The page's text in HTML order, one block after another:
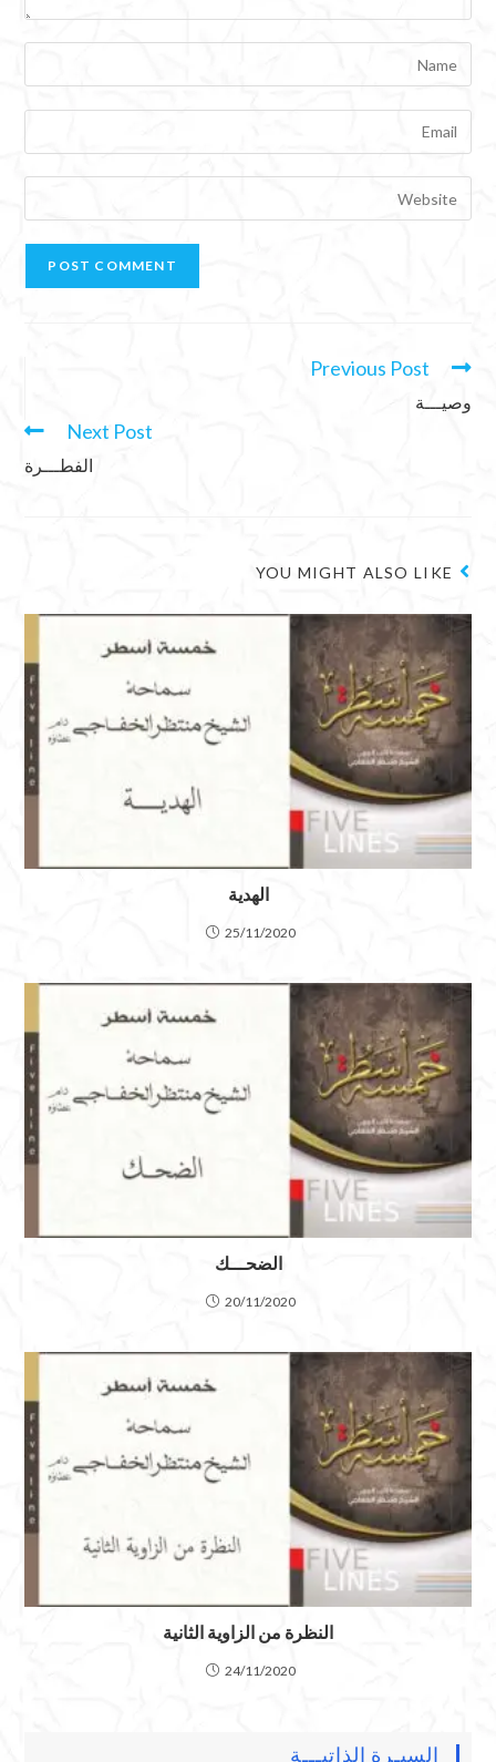
Previous Post
وصيـــة
Next Post
الفطـــرة
YOU MIGHT ALSO LIKE
الهدية
25/11/2020
الضحـــك
20/11/2020
النظرة من الزاوية الثانية
24/11/2020
السيـرة الذاتيـــة